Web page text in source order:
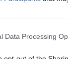
Data Processing
pokrytí
a okolí